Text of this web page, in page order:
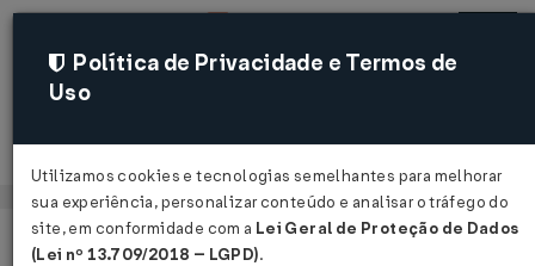
Acessar
Página Inicial Legislações
Política de Privacidade e Termos de
Uso
Utilizamos cookies e tecnologias semelhantes para melhorar
sua experiência, personalizar conteúdo e analisar o tráfego do
site, em conformidade com a Lei Geral de Proteção de Dados
(Lei nº 13.709/2018 – LGPD).